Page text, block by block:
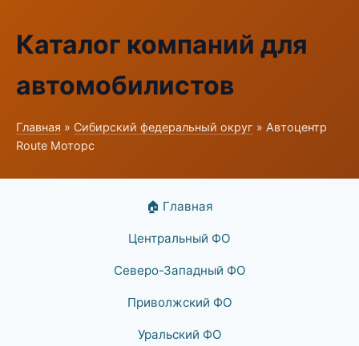
Каталог компаний для
автомобилистов
Главная » Сибирский федеральный округ » Автоцентр
Route Моторс
🏠 Главная
Центральный ФО
Северо-Западный ФО
Приволжский ФО
Уральский ФО